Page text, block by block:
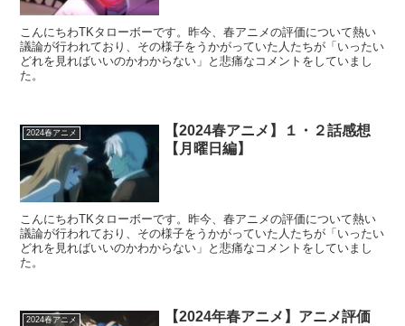
こんにちわTKタローボーです。昨今、春アニメの評価について熱い
議論が行われており、その様子をうかがっていた人たちが「いったい
どれを見ればいいのかわからない」と悲痛なコメントをしていまし
た。
2024春アニメ
【2024春アニメ】１・２話感想
【月曜日編】
こんにちわTKタローボーです。昨今、春アニメの評価について熱い
議論が行われており、その様子をうかがっていた人たちが「いったい
どれを見ればいいのかわからない」と悲痛なコメントをしていまし
た。
2024春アニメ
【2024年春アニメ】アニメ評価